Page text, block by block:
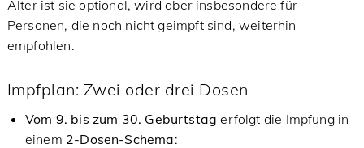
Alter ist sie optional, wird aber insbesondere für
Personen, die noch nicht geimpft sind, weiterhin
empfohlen.
Impfplan: Zwei oder drei Dosen
Vom 9. bis zum 30. Geburtstag erfolgt die Impfung in
einem 2-Dosen-Schema: